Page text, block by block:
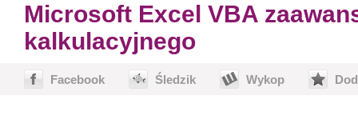
Microsoft Excel VBA
kalkulacyjnego
Facebook Śledzik Wykop